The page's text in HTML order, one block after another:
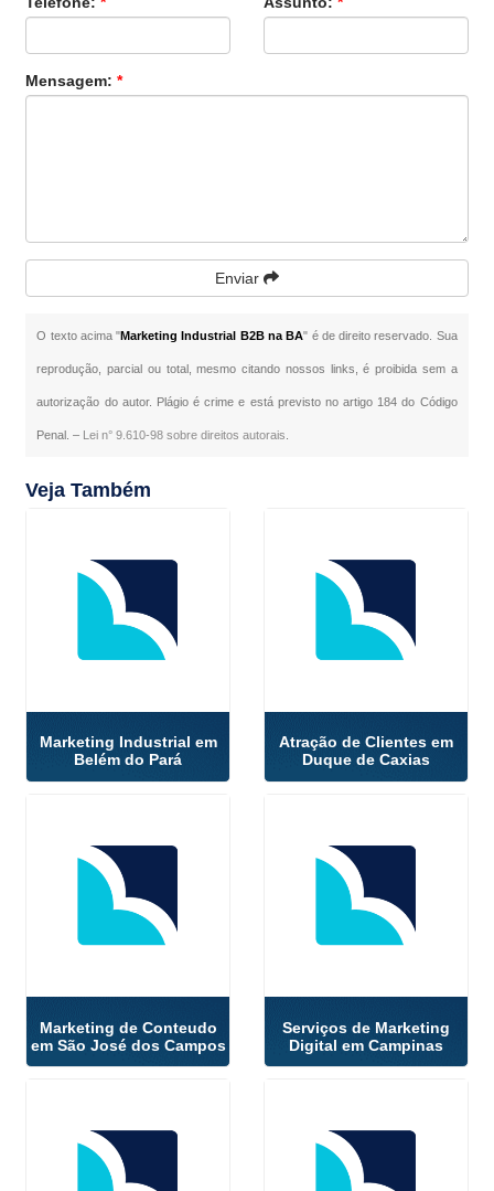
Mensagem:*
Enviar
O texto acima "Marketing Industrial B2B na BA" é de direito reservado. Sua
reprodução, parcial ou total, mesmo citando nossos links, é proibida sem a
autorização do autor. Plágio é crime e está previsto no artigo 184 do Código
Penal. – Lei n° 9.610-98 sobre direitos autorais
Veja Também
Marketing Industrial em
Belém do Pará
Atração de Clientes em
Duque de Caxias
Marketing de Conteudo
em São José dos Campos
Serviços de Marketing
Digital em Campinas